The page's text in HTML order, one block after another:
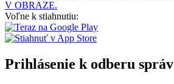
V OBRAZE.
Voľne k stiahnutiu:
Prihlásenie k odberu správ